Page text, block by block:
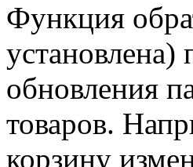
Функция
обновления
товаров.
корзину